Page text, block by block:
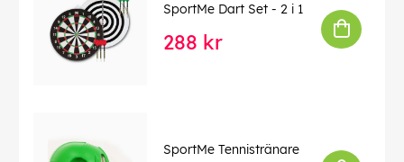
SportMe Dart Set - 2 i 1
288 kr
SportMe Tennistränare